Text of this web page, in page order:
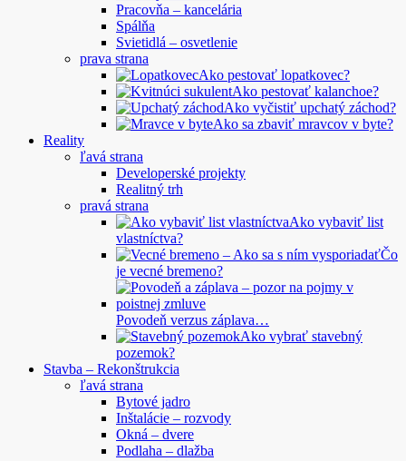
Pracovňa – kancelária
Spálňa
Svietidlá – osvetlenie
prava strana
Ako pestovať lopatkovec?
Ako pestovať kalanchoe?
Ako vyčistiť upchatý záchod?
Ako sa zbaviť mravcov v byte?
Reality
ľavá strana
Developerské projekty
Realitný trh
pravá strana
Ako vybaviť list
vlastníctva?
Čo
je vecné bremeno?
Povodeň verzus záplava…
Ako vybrať stavebný
pozemok?
Stavba – Rekonštrukcia
ľavá strana
Bytové jadro
Inštalácie – rozvody
Okná – dvere
Podlaha – dlažba